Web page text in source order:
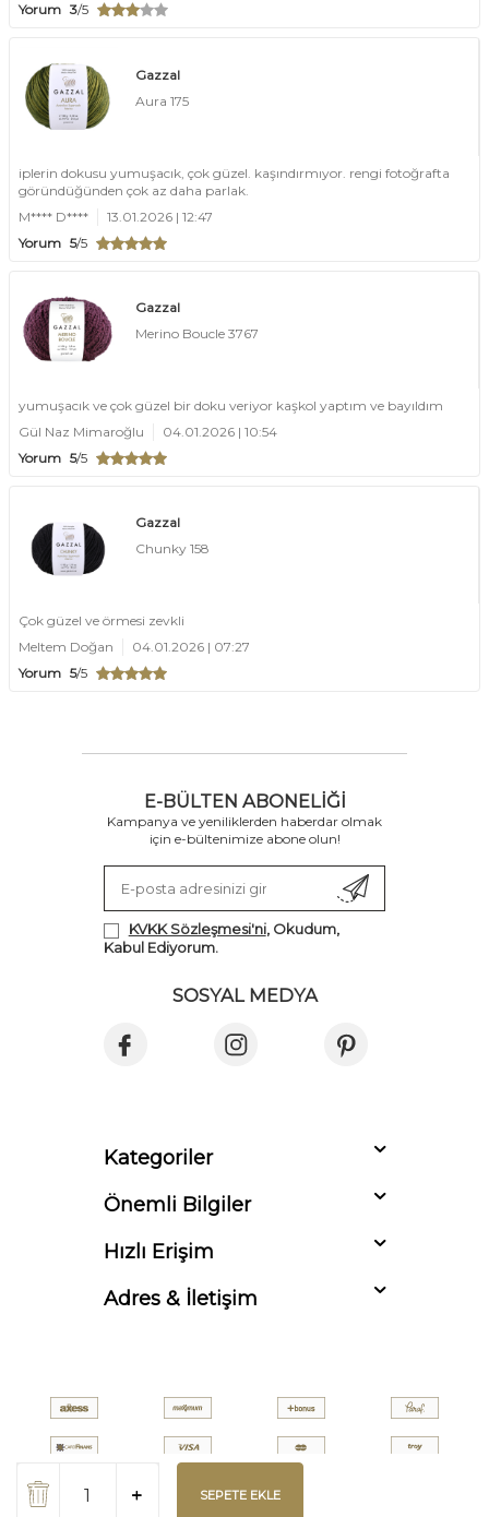
SEPETE EKLE
Yorum 3/5
Gazzal
Aura 175
iplerin dokusu yumuşacık, çok güzel. kaşındırmıyor. rengi fotoğrafta
göründüğünden çok az daha parlak.
M**** D****
13.01.2026 | 12:47
Yorum 5/5
Gazzal
Merino Boucle 3767
yumuşacık ve çok güzel bir doku veriyor kaşkol yaptım ve bayıldım
Gül Naz Mimaroğlu
04.01.2026 | 10:54
Yorum 5/5
Gazzal
Chunky 158
Çok güzel ve örmesi zevkli
Meltem Doğan
04.01.2026 | 07:27
Yorum 5/5
E-BÜLTEN ABONELIĞI
Kampanya ve yeniliklerden haberdar olmak
için e-bültenimize abone olun!
KVKK Sözleşmesi'ni, Okudum,
Kabul Ediyorum.
SOSYAL MEDYA
Kategoriler
Önemli Bilgiler
Hızlı Erişim
Adres & İletişim